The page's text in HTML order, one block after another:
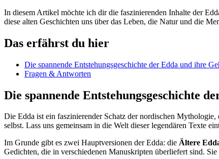
In diesem Artikel möchte ich dir die faszinierenden Inhalte der
diese alten Geschichten uns über das Leben, die Natur und die
Das erfährst du hier
Die spannende Entstehungsgeschichte der Edda und ihre
Fragen & Antworten
Die spannende Entstehungsgeschichte
Die Edda ist ein faszinierender Schatz der nordischen
selbst. Lass uns gemeinsam in die Welt dieser legendären Texte
Im Grunde gibt es zwei Hauptversionen der Edda: die Ältere
Gedichten, die in verschiedenen Manuskripten überliefert sind.